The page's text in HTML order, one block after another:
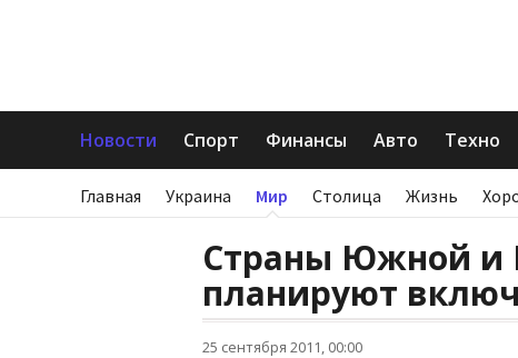
Новости Спорт Финансы Авто Техно
Главная Украина Мир Столица Жизнь
Страны Южной и
планируют
25 сентября 2011, 00:00